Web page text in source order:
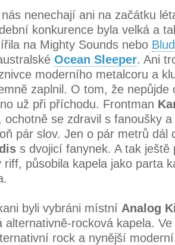
nenechají ani na začátku
konkurence byla velká a
na Mighty Sounds nebo
Ocean Sleeper. Ani
moderního metalcoru a
zaplnil. O tom, že nepůjde
už při příchodu. Frontman
ochotně se zdravil s fanoušky
pár slov. Jen o pár metrů dál
s dvojicí fanynek. A tak
působila kapela jako parta
byli vybráni místní Analog
alternativně-rocková kapela.
rock a nynější